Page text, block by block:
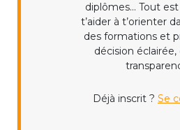
diplômes... Tout
t’aider à t’orienter
des formations et
décision
Déjà inscrit ? Se